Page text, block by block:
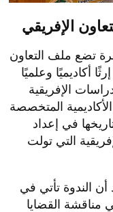
الإفريقي
تضع ملف التعاون
أكاديميًا وعلميًا
الإفريقية
المتخصصة
في إعداد
التي تولت
أن الندوة تأتي في
مناقشة القضايا